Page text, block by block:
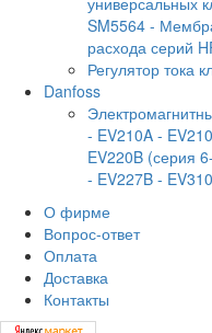
SM5564 -
расхода серий
Регулятор тока
Danfoss
- EV210A -
EV220B (серия
- EV227B -
О фирме
Вопрос-ответ
Оплата
Доставка
Контакты